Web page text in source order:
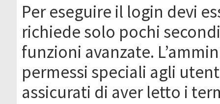
Per eseguire il login devi
richiede solo pochi
funzioni avanzate.
permessi speciali agli
assicurati di aver letto i